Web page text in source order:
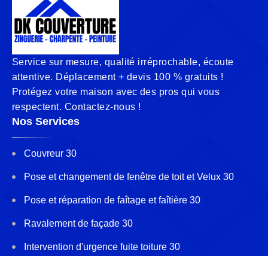
Service sur mesure, qualité irréprochable, écoute
attentive. Déplacement + devis 100 % gratuits !
Protégez votre maison avec des pros qui vous
respectent. Contactez-nous !
Nos Services
Couvreur 30
Pose et changement de fenêtre de toit et Velux 30
Pose et réparation de faîtage et faîtière 30
Ravalement de façade 30
Intervention d'urgence fuite toiture 30